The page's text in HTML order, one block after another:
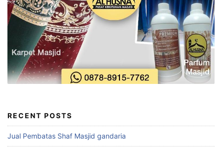
RECENT POSTS
Jual Pembatas Shaf Masjid gandaria